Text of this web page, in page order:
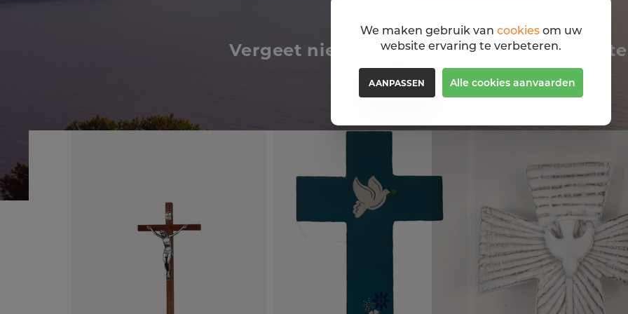
Vergeet niet om deze religiosa ook eens
We maken gebruik van cookies om uw
website ervaring te verbeteren.
AANPASSEN Alle cookies aanvaarden